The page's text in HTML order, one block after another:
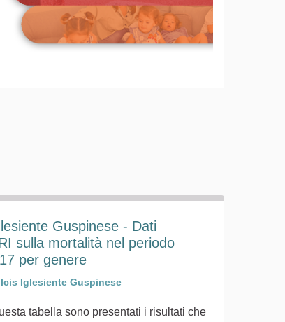
Guspinese - Dati
sulla mortalità nel periodo
per genere
Iglesiente Guspinese
tabella sono presentati i risultati che